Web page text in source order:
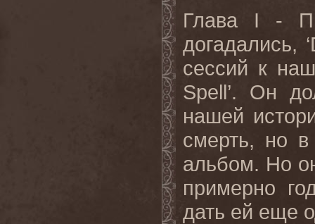
Глава I -
догадались, ‘
сессий к
Spell’. Он
нашей
смерть, но
альбом. Но
примерно
дать ей еще